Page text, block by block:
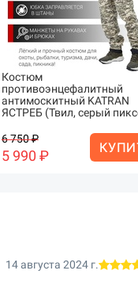
Костюм
противоэнцефалитный
антимоскитный KATRAN
ЯСТРЕБ (Твил, серый
6 750 ₽
5 990 ₽
14 августа 2024 г.